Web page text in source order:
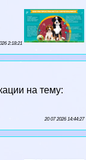
2:18:21
на тему:
20 07 2026 14:44:27